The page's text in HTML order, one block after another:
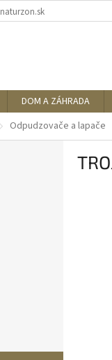
DOM A ZÁHRADA
Odpudzovače a lapače